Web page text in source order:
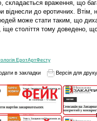
складається враження, що
віднесли до еротичних. Втім,
може стати таким, що
століття тому доведено,
ЕротАртФесту
в закладки Версія для друку